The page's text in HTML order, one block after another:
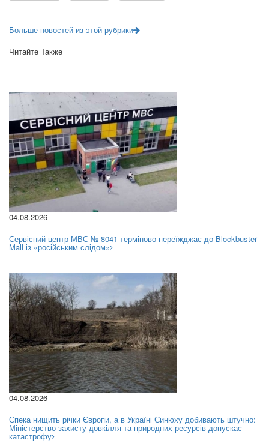
Больше новостей из этой рубрики
Читайте Также
04.08.2026
Сервісний центр МВС № 8041 терміново переїжджає до Blockbuster
Mall із «російським слідом»
04.08.2026
Спека нищить річки Європи, а в Україні Синюху добивають штучно:
Міністерство захисту довкілля та природних ресурсів допускає
катастрофу